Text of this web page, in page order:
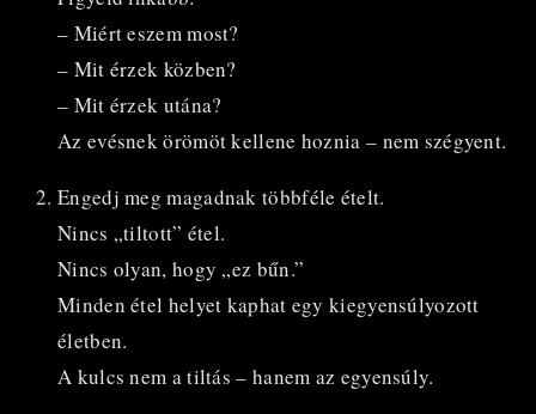
– Miért eszem most?
– Mit érzek közben?
– Mit érzek utána?
Az evésnek örömöt kellene hoznia – nem szégyent.
Engedj meg magadnak többféle ételt.
Nincs „tiltott” étel.
Nincs olyan, hogy „ez bűn.”
Minden étel helyet kaphat egy kiegyensúlyozott
életben.
A kulcs nem a tiltás – hanem az egyensúly.